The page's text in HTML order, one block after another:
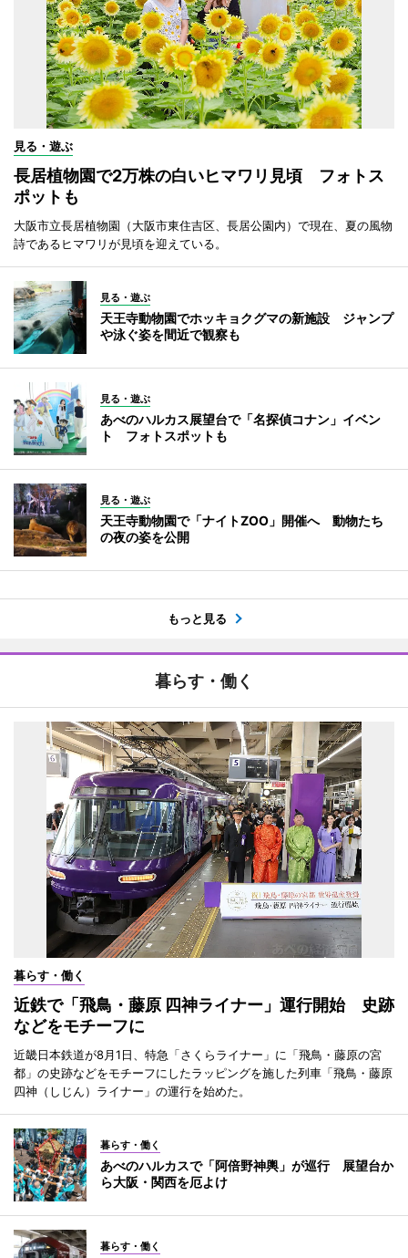
見る・遊ぶ
長居植物園で2万株の白いヒマワリ見頃 フォトス
ポットも
大阪市立長居植物園（大阪市東住吉区、長居公園内）で現在、夏の風物
詩であるヒマワリが見頃を迎えている。
見る・遊ぶ
天王寺動物園でホッキョクグマの新施設 ジャンプ
や泳ぐ姿を間近で観察も
見る・遊ぶ
あべのハルカス展望台で「名探偵コナン」イベン
ト フォトスポットも
見る・遊ぶ
天王寺動物園で「ナイトZOO」開催へ 動物たち
の夜の姿を公開
もっと見る
暮らす・働く
暮らす・働く
近鉄で「飛鳥・藤原 四神ライナー」運行開始 史跡
などをモチーフに
近畿日本鉄道が8月1日、特急「さくらライナー」に「飛鳥・藤原の宮
都」の史跡などをモチーフにしたラッピングを施した列車「飛鳥・藤原
四神（しじん）ライナー」の運行を始めた。
暮らす・働く
あべのハルカスで「阿倍野神輿」が巡行 展望台か
ら大阪・関西を厄よけ
暮らす・働く